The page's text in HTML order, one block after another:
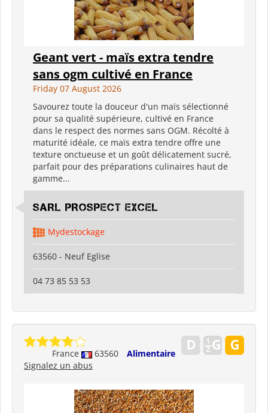
Geant vert - maïs extra tendre
sans ogm cultivé en France
Friday 07 August 2026
Savourez toute la douceur d'un maïs sélectionné
pour sa qualité supérieure, cultivé en France
dans le respect des normes sans OGM. Récolté à
maturité idéale, ce maïs extra tendre offre une
texture onctueuse et un goût délicatement sucré,
parfait pour des préparations culinaires haut de
gamme...
SARL PROSPECT EXCEL
Mydestockage
63560 - Neuf Eglise
04 73 85 53 53
France 63560
Alimentaire
Signalez un abus